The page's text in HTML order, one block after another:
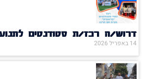
דרוש/ה רכז/ת סטודנטים
14 באפריל 2026